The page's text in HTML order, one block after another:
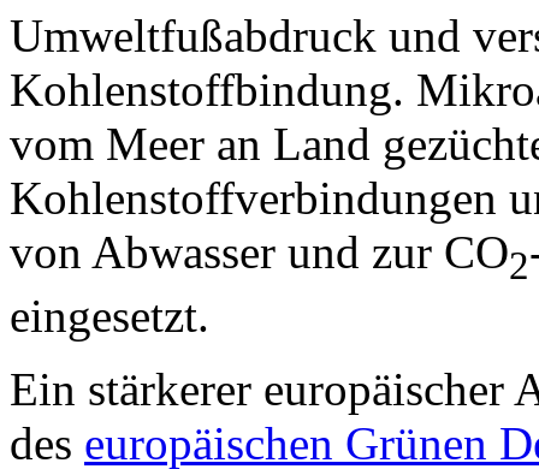
Umweltfußabdruck und
Kohlenstoffbindung.
vom Meer an Land
Kohlenstoffverbindungen
von Abwasser und zur CO2
eingesetzt.
Ein stärkerer europäischer
des europäischen Grünen